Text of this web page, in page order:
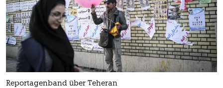
Reportagenband über Teheran